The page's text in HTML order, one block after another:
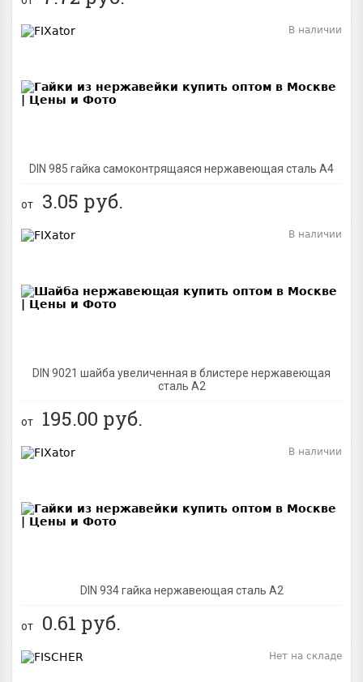
DIN 985 гайка самоконтрящаяся нержавеющая сталь A4
В наличии
от 3.05 руб.
DIN 9021 шайба увеличенная в блистере нержавеющая
сталь A2
В наличии
от 195.00 руб.
DIN 934 гайка нержавеющая сталь A2
В наличии
от 0.61 руб.
Нет на складе